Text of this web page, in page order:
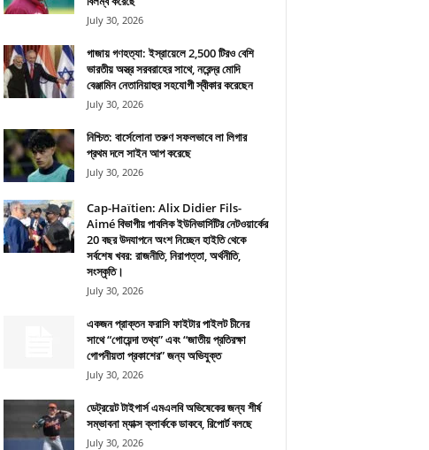
July 30, 2026
গাজায় গণহত্যা: ইস্রায়েলে 2,500 টিরও বেশি
ভারতীয় অস্ত্র সরবরাহের সাথে, নরেন্দ্র মোদি
বেঞ্জামিন নেতানিয়াহুর সহযোগী স্বীকার করেছেন
July 30, 2026
নিশ্চিত: বার্সেলোনা তরুণ সফলভাবে লা লিগার
প্রথম দলে সাইন আপ করেছে
July 30, 2026
Cap-Haïtien: Alix Didier Fils-
Aimé বিভাগীয় পাবলিক ইউনিভার্সিটির নেটওয়ার্কের
20 বছর উদযাপনে অংশ নিচ্ছেন হাইতি থেকে
সর্বশেষ খবর: রাজনীতি, নিরাপত্তা, অর্থনীতি,
সংস্কৃতি।
July 30, 2026
একজন প্রাক্তন ফরাসি ফাইটার পাইলট চীনের
সাথে “গোয়েন্দা তথ্য” এবং “জাতীয় প্রতিরক্ষা
গোপনীয়তা প্রকাশের” জন্য অভিযুক্ত
July 30, 2026
ডেট্রয়েট টাইগার্স এমএলবি অভিষেকের জন্য শীর্ষ
সম্ভাবনা ম্যাক্স ক্লার্ককে ডাকবে, রিপোর্ট বলছে
July 30, 2026